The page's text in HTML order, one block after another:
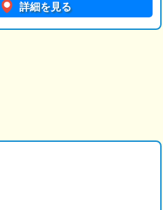
詳細を見る